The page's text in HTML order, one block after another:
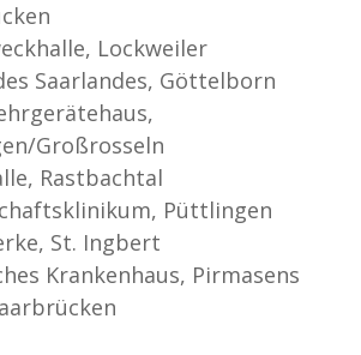
Lockweiler
Saarlandes, Göttelborn
Großrosseln
Rastbachtal
Püttlingen
St. Ingbert
Krankenhaus, Pirmasens